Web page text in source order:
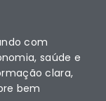
com
saúde e
clara,
bem